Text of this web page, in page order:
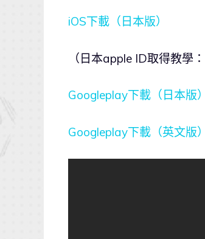
iOS下載（日本版）
（日本apple ID取得教學：
Googleplay下載（日本版）
Googleplay下載（英文版）